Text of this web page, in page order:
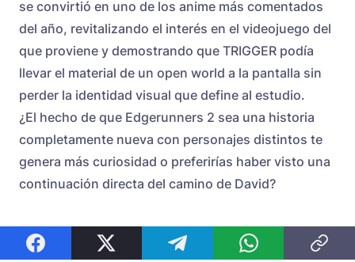
se convirtió en uno de los anime más comentados
del año, revitalizando el interés en el videojuego del
que proviene y demostrando que TRIGGER podía
llevar el material de un open world a la pantalla sin
perder la identidad visual que define al estudio.
¿El hecho de que Edgerunners 2 sea una historia
completamente nueva con personajes distintos te
genera más curiosidad o preferirías haber visto una
continuación directa del camino de David?